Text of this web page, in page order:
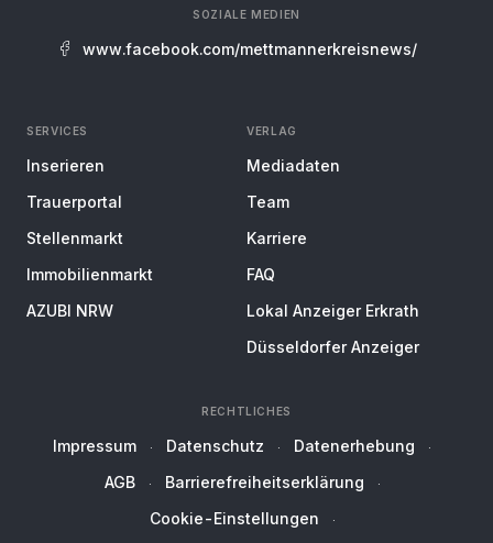
SOZIALE MEDIEN
www.facebook.com/mettmannerkreisnews/
SERVICES
Inserieren
Trauerportal
Stellenmarkt
Immobilienmarkt
AZUBI NRW
VERLAG
Mediadaten
Team
Karriere
FAQ
Lokal Anzeiger Erkrath
Düsseldorfer Anzeiger
RECHTLICHES
Impressum Datenschutz
Datenerhebung
AGB
Barrierefreiheitserklärung
Cookie-Einstellungen